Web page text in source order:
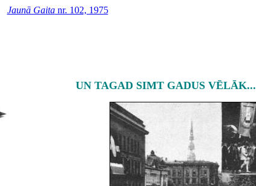
Jaunā Gaitanr. 102, 1975
UN TAGAD SIMT GADUS VĒLĀK...